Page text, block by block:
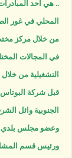
.. هي احد
المحلي في غور
من خلال مركز مختص
في المجالات
التشغيلية من
قبل شركة البوتاس
الجنوبية وائل
وعضو مجلس بلدي /